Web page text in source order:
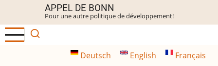
contenu
principal
APPEL DE BONN
Pour une autre politique de développement!
Deutsch English Français